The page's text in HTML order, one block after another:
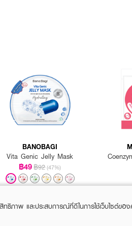
ออก โดยไม่ต้องล้างหน้า ตบที่ผิวหน้าเบาๆ เพื่
BANOBAGI
Vita Genic Jelly Mask
฿49฿92 (47%)
ทธิภาพ และประสบการณ์ที่ดีในการใช้เว็บไซต์